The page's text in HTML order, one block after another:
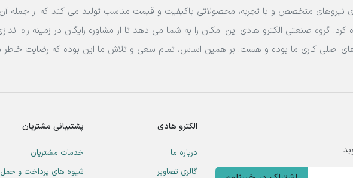
نیروهای متخصص و با تجربه، محصولاتی باکیفیت و قیمت مناسب تولید می کند که از
کرد. گروه صنعتی الکترو هادی این امکان را به شما می دهد تا از مشاوره رایگان در زمینه راه
های اصلی کاری ما بوده و هست. بر همین اساس، تمام سعی و تلاش ما این بوده که رضایت
الکترو هادی
درباره ما
گالری تصاویر
پشتیبانی مشتریان
خدمات مشتریان
شیوه های پرداخت و حمل